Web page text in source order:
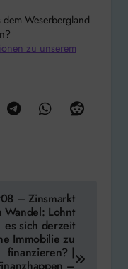
Weserbergland
zu unserem
– Zinsmarkt
Wandel: Lohnt
es sich derzeit
Immobilie zu
finanzieren? |